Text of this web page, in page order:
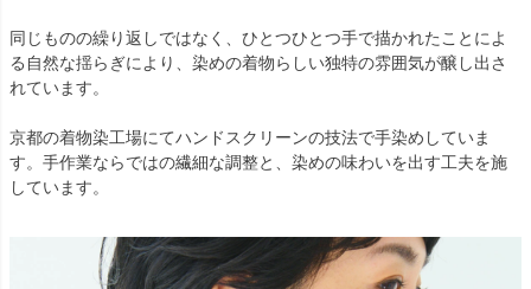
同じものの繰り返しではなく、ひとつひとつ手で描かれたことによ
る自然な揺らぎにより、染めの着物らしい独特の雰囲気が醸し出さ
れています。
京都の着物染工場にてハンドスクリーンの技法で手染めしていま
す。手作業ならではの繊細な調整と、染めの味わいを出す工夫を施
しています。